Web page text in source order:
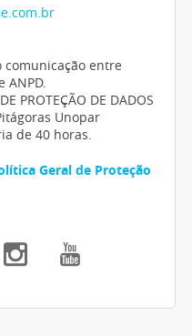
comunicação entre
ANPD.
PROTEÇÃO DE DADOS
Unopar
de 40 horas.
Geral de Proteção